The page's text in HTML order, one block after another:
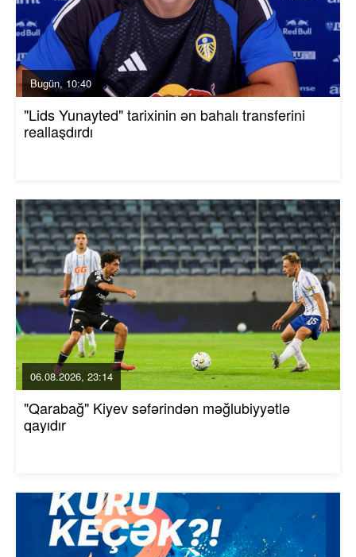
Bugün, 10:40
"Lids Yunayted" tarixinin ən bahalı transferini
reallaşdırdı
06.08.2026, 23:14
"Qarabağ" Kiyev səfərindən məğlubiyyətlə
qayıdır